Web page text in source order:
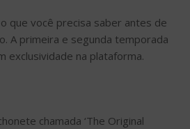
que você precisa saber antes de
A primeira e segunda temporada
exclusividade na plataforma.
chamada ‘The Original